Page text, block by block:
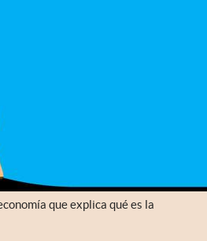
que explica qué es la